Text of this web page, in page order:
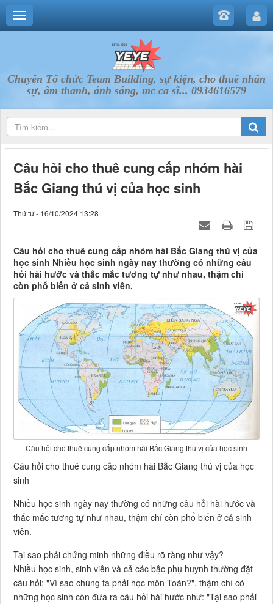
Chuyên Tổ chức Team Building, sự kiện, cho thuê nhân
sự, âm thanh, ánh sáng, mc ca sĩ... 0934616579
Câu hỏi cho thuê cung cấp nhóm hài
Bắc Giang thú vị của học sinh
Thứ tư - 16/10/2024 13:28
Câu hỏi cho thuê cung cấp nhóm hài Bắc Giang thú vị của
học sinh Nhiều học sinh ngày nay thường có những câu
hỏi hài hước và thắc mắc tương tự như nhau, thậm chí
còn phổ biến ở cả sinh viên.
Câu hỏi cho thuê cung cấp nhóm hài Bắc Giang thú vị của học sinh
Câu hỏi cho thuê cung cấp nhóm hài Bắc Giang thú vị của học
sinh
Nhiều học sinh ngày nay thường có những câu hỏi hài hước và
thắc mắc tương tự như nhau, thậm chí còn phổ biến ở cả sinh
viên.
Tại sao phải chứng minh những điều rõ ràng như vậy?
Nhiều học sinh, sinh viên và cả các bậc phụ huynh thường đặt
câu hỏi: "Vì sao chúng ta phải học môn Toán?", thậm chí có
những học sinh còn đưa ra câu hỏi hài hước như: "Tại sao phải